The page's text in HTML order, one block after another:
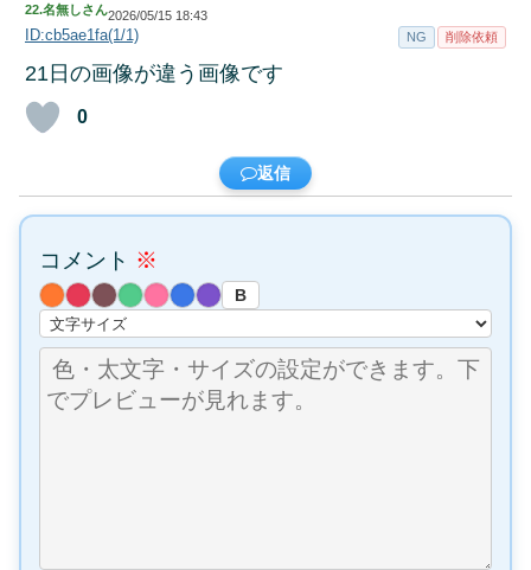
22.名無しさん2026/05/15 18:43
ID:cb5ae1fa(1/1) NG 削除依頼
21日の画像が違う画像です
0
返信
コメント ※
B